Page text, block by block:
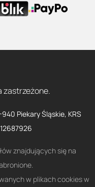
zastrzeżone.
Piekary Śląskie, KRS
znajdujących się na
w plikach cookies w